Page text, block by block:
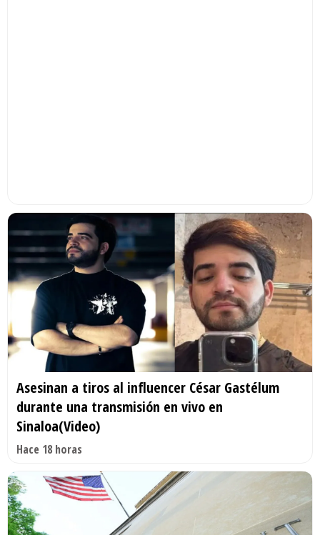
Asesinan a tiros al influencer César Gastélum
durante una transmisión en vivo en
Sinaloa(Video)
Hace 18 horas